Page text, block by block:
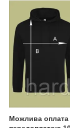
Можлива оплата